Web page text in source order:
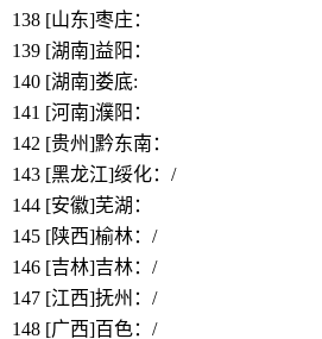
138 [山东]枣庄：
139 [湖南]益阳：
140 [湖南]娄底:
141 [河南]濮阳：
142 [贵州]黔东南：
143 [黑龙江]绥化：/
144 [安徽]芜湖：
145 [陕西]榆林：/
146 [吉林]吉林：/
147 [江西]抚州：/
148 [广西]百色：/